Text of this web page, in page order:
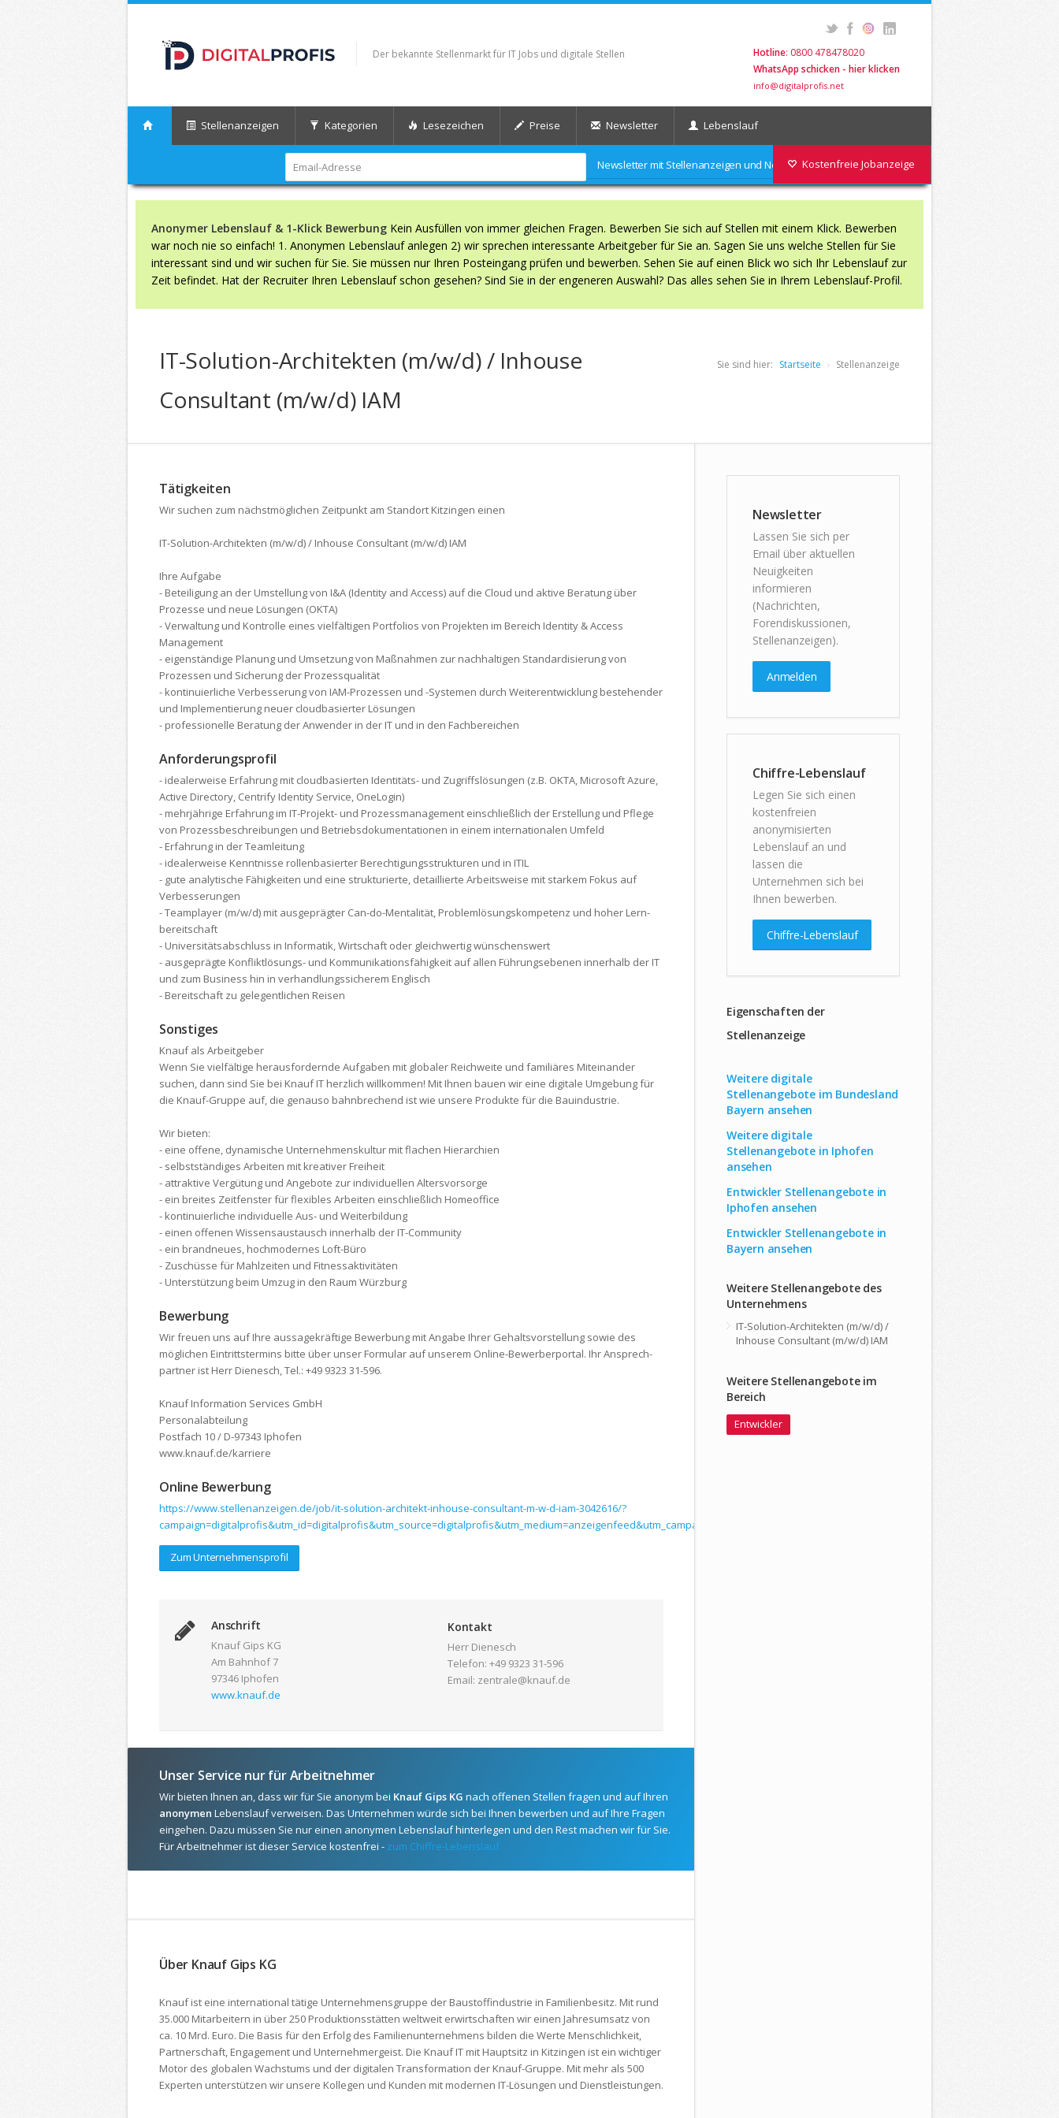
Der bekannte Stellenmarkt für IT Jobs und digitale Stellen Hotline: 0800 478478020
WhatsApp schicken - hier klicken
info@digitalprofis.net
Stellenanzeigen Kategorien Lesezeichen Preise Newsletter Lebenslauf
Kostenfreie Jobanzeige
Newsletter mit Stellenanzeigen und News abonieren
Anonymer Lebenslauf & 1-Klick Bewerbung Kein Ausfüllen von immer gleichen Fragen. Bewerben Sie sich auf Stellen mit einem Klick. Bewerben
war noch nie so einfach! 1. Anonymen Lebenslauf anlegen 2) wir sprechen interessante Arbeitgeber für Sie an. Sagen Sie uns welche Stellen für Sie
interessant sind und wir suchen für Sie. Sie müssen nur Ihren Posteingang prüfen und bewerben. Sehen Sie auf einen Blick wo sich Ihr Lebenslauf zur
Zeit befindet. Hat der Recruiter Ihren Lebenslauf schon gesehen? Sind Sie in der engeneren Auswahl? Das alles sehen Sie in Ihrem Lebenslauf-Profil.
IT-Solution-Architekten (m/w/d) / Inhouse
Consultant (m/w/d) IAM
Sie sind hier: Startseite Stellenanzeige
Tätigkeiten
Wir suchen zum nächstmöglichen Zeitpunkt am Standort Kitzingen einen
IT-Solution-Architekten (m/w/d) / Inhouse Consultant (m/w/d) IAM
Ihre Aufgabe
- Beteiligung an der Umstellung von I&A (Identity and Access) auf die Cloud und aktive Beratung über
Prozesse und neue Lösungen (OKTA)
- Verwaltung und Kontrolle eines viel­fältigen Port­folios von Projekten im Bereich Identity & Access
Management
- eigenständige Planung und Umsetzung von Maßnahmen zur nach­haltigen Standardisierung von
Prozessen und Sicherung der Prozess­qualität
- kontinuier­liche Verbesserung von IAM-Prozessen und -Systemen durch Weiter­entwicklung bestehender
und Implementierung neuer cloudbasierter Lösungen
- professionelle Beratung der Anwender in der IT und in den Fach­bereichen
Anforderungsprofil
- idealerweise Erfahrung mit cloudbasierten Identitäts- und Zugriffslösungen (z.B. OKTA, Microsoft Azure,
Active Directory, Centrify Identity Service, OneLogin)
- mehr­jährige Erfahrung im IT-Projekt- und Prozess­management einschließlich der Erstellung und Pflege
von Prozess­beschreibungen und Betriebs­dokumentationen in einem inter­nationalen Umfeld
- Erfahrung in der Team­leitung
- idealer­weise Kenntnisse rollen­basierter Berechtigungs­strukturen und in ITIL
- gute analytische Fähigkeiten und eine strukturierte, detaillierte Arbeitsweise mit starkem Fokus auf
Verbesserungen
- Teamplayer (m/w/d) mit aus­geprägter Can-do-Mentalität, Problem­lösungs­kompetenz und hoher Lern­
bereitschaft
- Universitätsabschluss in Informatik, Wirtschaft oder gleich­wertig wünschenswert
- ausgeprägte Konfliktlösungs- und Kommunikations­fähigkeit auf allen Führungs­ebenen innerhalb der IT
und zum Business hin in verhandlungs­sicherem Englisch
- Bereit­schaft zu gelegent­lichen Reisen
Sonstiges
Knauf als Arbeitgeber
Wenn Sie viel­fältige herausfordernde Aufgaben mit globaler Reich­weite und familiäres Miteinander
suchen, dann sind Sie bei Knauf IT herzlich will­kommen! Mit Ihnen bauen wir eine digitale Umgebung für
die Knauf-Gruppe auf, die genauso bahn­brechend ist wie unsere Produkte für die Bau­industrie.
Wir bieten:
- eine offene, dynamische Unternehmens­kultur mit flachen Hierarchien
- selbst­ständiges Arbeiten mit kreativer Freiheit
- attraktive Vergütung und Angebote zur individuellen Alters­vorsorge
- ein breites Zeit­fenster für flexibles Arbeiten einschließ­lich Homeoffice
- kontinuier­liche individuelle Aus- und Weiter­bildung
- einen offenen Wissens­austausch inner­halb der IT-Community
- ein brand­neues, hochmodernes Loft-Büro
- Zuschüsse für Mahl­zeiten und Fitness­aktivitäten
- Unter­stützung beim Umzug in den Raum Würzburg
Bewerbung
Wir freuen uns auf Ihre aussage­kräftige Bewerbung mit Angabe Ihrer Gehalts­vorstellung sowie des
möglichen Eintritts­termins bitte über unser Formular auf unserem Online-Bewerber­portal. Ihr Ansprech­
partner ist Herr Dienesch, Tel.: +49 9323 31-596.
Knauf Information Services GmbH
Personalabteilung
Postfach 10 / D-97343 Iphofen
www.knauf.de/karriere
Online Bewerbung
https://www.stellenanzeigen.de/job/it-solution-architekt-inhouse-consultant-m-w-d-iam-3042616/?
campaign=digitalprofis&utm_id=digitalprofis&utm_source=digitalprofis&utm_medium=anzeigenfeed&utm_campaign=digitalprofis&subkategorie=63X
Zum Unternehmensprofil
Anschrift
Knauf Gips KG
Am Bahnhof 7
97346 Iphofen
www.knauf.de
Kontakt
Herr Dienesch
Telefon: +49 9323 31-596
Email: zentrale@knauf.de
Unser Service nur für Arbeitnehmer
Wir bieten Ihnen an, dass wir für Sie anonym bei Knauf Gips KG nach offenen Stellen fragen und auf Ihren
anonymen Lebenslauf verweisen. Das Unternehmen würde sich bei Ihnen bewerben und auf Ihre Fragen
eingehen. Dazu müssen Sie nur einen anonymen Lebenslauf hinterlegen und den Rest machen wir für Sie.
Für Arbeitnehmer ist dieser Service kostenfrei - zum Chiffre-Lebenslauf
Über Knauf Gips KG
Knauf ist eine international tätige Unternehmens­gruppe der Baustoff­industrie in Familien­besitz. Mit rund
35.000 Mitarbeitern in über 250 Produktions­stätten weltweit erwirt­schaften wir einen Jahres­umsatz von
ca. 10 Mrd. Euro. Die Basis für den Erfolg des Familien­unternehmens bilden die Werte Mensch­lichkeit,
Partner­schaft, Engagement und Unternehmer­geist. Die Knauf IT mit Hauptsitz in Kitzingen ist ein wichtiger
Motor des globalen Wachstums und der digitalen Trans­formation der Knauf-Gruppe. Mit mehr als 500
Experten unter­stützen wir unsere Kollegen und Kunden mit modernen IT-Lösungen und Dienst­leistungen.
Newsletter
Lassen Sie sich per
Email über aktuellen
Neuigkeiten
informieren
(Nachrichten,
Forendiskussionen,
Stellenanzeigen).
Anmelden
Chiffre-Lebenslauf
Legen Sie sich einen
kostenfreien
anonymisierten
Lebenslauf an und
lassen die
Unternehmen sich bei
Ihnen bewerben.
Chiffre-Lebenslauf
Eigenschaften der
Stellenanzeige
Weitere digitale
Stellenangebote im Bundesland
Bayern ansehen
Weitere digitale
Stellenangebote in Iphofen
ansehen
Entwickler Stellenangebote in
Iphofen ansehen
Entwickler Stellenangebote in
Bayern ansehen
Weitere Stellenangebote des
Unternehmens
IT-Solution-Architekten (m/w/d) /
Inhouse Consultant (m/w/d) IAM
Weitere Stellenangebote im
Bereich
Entwickler